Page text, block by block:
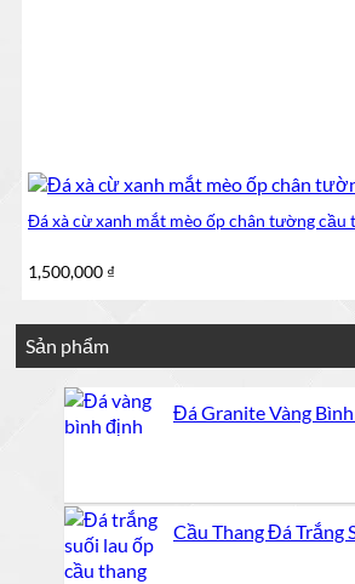
Đá xà cừ xanh mắt mèo ốp chân tường cầu
1,500,000 ₫
Sản phẩm
Đá Granite Vàng
Cầu Thang Đá Trắng